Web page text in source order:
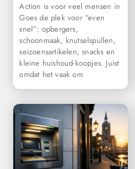
Action is voor veel mensen in
Goes de plek voor “even
snel”: opbergers,
schoonmaak, knutselspullen,
seizoensartikelen, snacks en
kleine huishoud-koopjes. Juist
omdat het vaak om